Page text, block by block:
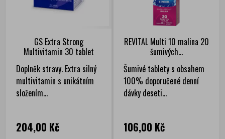
GS Extra Strong
Multivitamin 30 tablet
Doplněk stravy. Extra silný
multivitamin s unikátním
složením...
Cena
204,00 Kč
REVITAL Multi 10 malina 20
šumivých...
Šumivé tablety s obsahem
100% doporučené denní
dávky deseti...
Cena
106,00 Kč